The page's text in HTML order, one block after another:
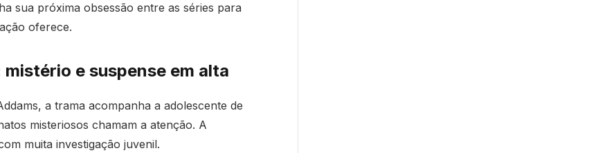
sua próxima obsessão entre as séries para
oferece.
e suspense em alta
a trama acompanha a adolescente de
misteriosos chamam a atenção. A
muita investigação juvenil.